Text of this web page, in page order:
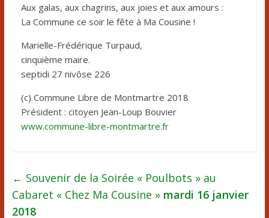
Aux galas, aux chagrins, aux joies et aux amours :
La Commune ce soir le fête à Ma Cousine !
Marielle-Frédérique Turpaud,
cinquième maire.
septidi 27 nivôse 226
(c) Commune Libre de Montmartre 2018
Président : citoyen Jean-Loup Bouvier
www.commune-libre-montmartre.fr
← Souvenir de la Soirée « Poulbots » au
Cabaret « Chez Ma Cousine » mardi 16 janvier
2018